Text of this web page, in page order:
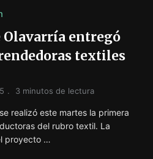
entregó
textiles
3 minutos de lectura
realizó este martes la primera
del rubro textil. La
proyecto …